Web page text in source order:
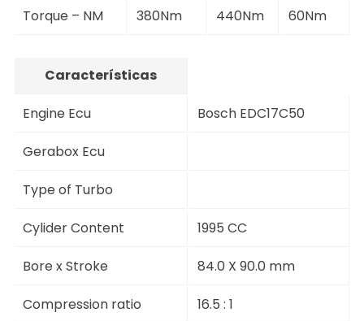
Torque – NM 380Nm 440Nm 60Nm
Características
Engine Ecu Bosch EDC17C50
Gerabox Ecu
Type of Turbo
Cylider Content 1995 CC
Bore x Stroke 84.0 X 90.0 mm
Compression ratio 16.5 : 1